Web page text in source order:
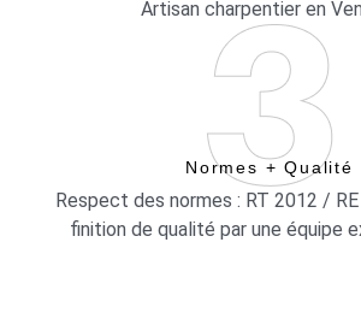
Artisan charpentier en
Normes + Qualité
Respect des normes : RT 2012 /
finition de qualité par une équipe